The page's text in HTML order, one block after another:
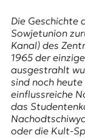
o
d
e
r
|
Die Geschichte
Sowjetunion
Kanal) des
1965 der
ausgestrahlt
sind noch
einflussreiche
das
oder die Kult-